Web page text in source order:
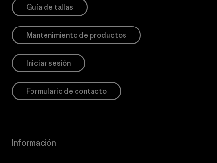
Guía de tallas
Mantenimiento de productos
Iniciar sesión
Formulario de contacto
Información